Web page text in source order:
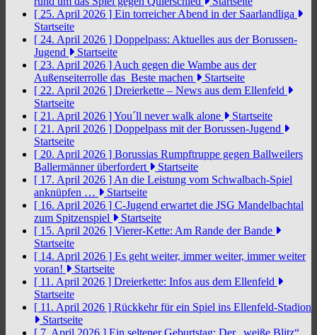
[ 25. April 2026 ] Ein torreicher Abend in der Saarlandliga
Startseite
[ 24. April 2026 ] Doppelpass: Aktuelles aus der Borussen-
Jugend
Startseite
[ 23. April 2026 ] Auch gegen die Wambe aus der
Außenseiterrolle das Beste machen
Startseite
[ 22. April 2026 ] Dreierkette – News aus dem Ellenfeld
Startseite
[ 21. April 2026 ]You´ll never walk alone
Startseite
[ 21. April 2026 ] Doppelpass mit der Borussen-Jugend
Startseite
[ 20. April 2026 ] Borussias Rumpftruppe gegen Ballweilers
Ballermänner überfordert
Startseite
[ 17. April 2026 ] An die Leistung vom Schwalbach-Spiel
anknüpfen …
Startseite
[ 16. April 2026 ] C-Jugend erwartet die JSG Mandelbachtal
zum Spitzenspiel
Startseite
[ 15. April 2026 ] Vierer-Kette: Am Rande der Bande
Startseite
[ 14. April 2026 ] Es geht weiter, immer weiter, immer weiter
voran!
Startseite
[ 11. April 2026 ] Dreierkette: Infos aus dem Ellenfeld
Startseite
[ 11. April 2026 ] Rückkehr für ein Spiel ins Ellenfeld-Stadion
Startseite
[ 7. April 2026 ] Ein seltener Geburtstag: Der „weiße Blitz“